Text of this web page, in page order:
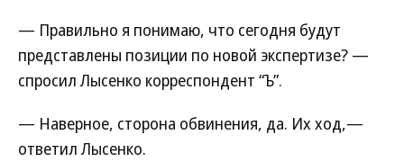
— Правильно я понимаю, что сегодня будут
представлены позиции по новой экспертизе? —
спросил Лысенко корреспондент “Ъ”.
— Наверное, сторона обвинения, да. Их ход,—
ответил Лысенко.